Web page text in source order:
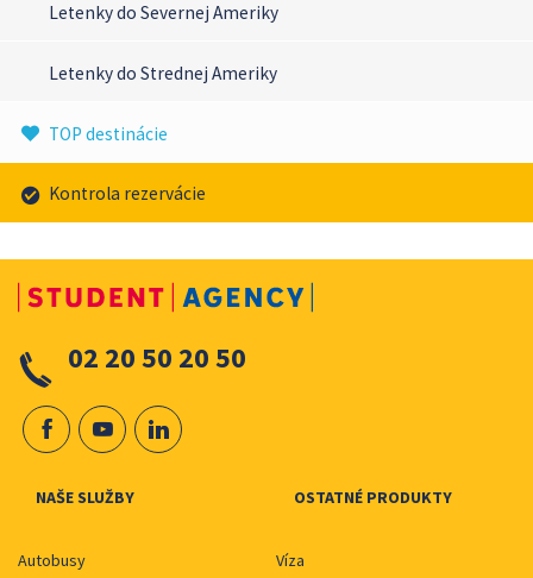
Letenky do Severnej Ameriky
Letenky do Strednej Ameriky
TOP destinácie
Kontrola rezervácie
02 20 50 20 50
NAŠE SLUŽBY OSTATNÉ PRODUKTY
Autobusy
Víza